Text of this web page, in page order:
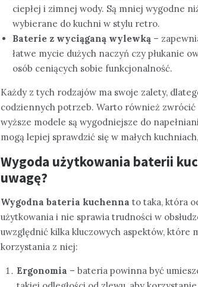
ciepłej i zimnej wody. Są mniej wygodne
wybierane do kuchni w stylu retro.
Baterie z wyciąganą wylewką –
łatwe mycie dużych naczyń czy płukanie
osób ceniących sobie funkcjonalność.
Każdy z tych rodzajów ma swoje zalety,
codziennych potrzeb. Warto również zwrócić
wyższe modele są wygodniejsze do
mogą lepiej sprawdzić się w małych
Wygoda użytkowania baterii
uwagę?
Wygodna bateria kuchenna to taka, która
użytkowania i nie sprawia trudności w
uwzględnić kilka kluczowych aspektów, które
korzystania z niej:
Ergonomia – bateria powinna być